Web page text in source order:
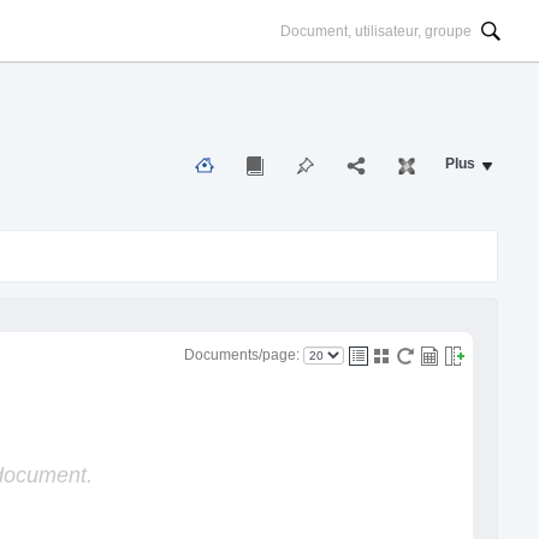
Plus
Documents/page: